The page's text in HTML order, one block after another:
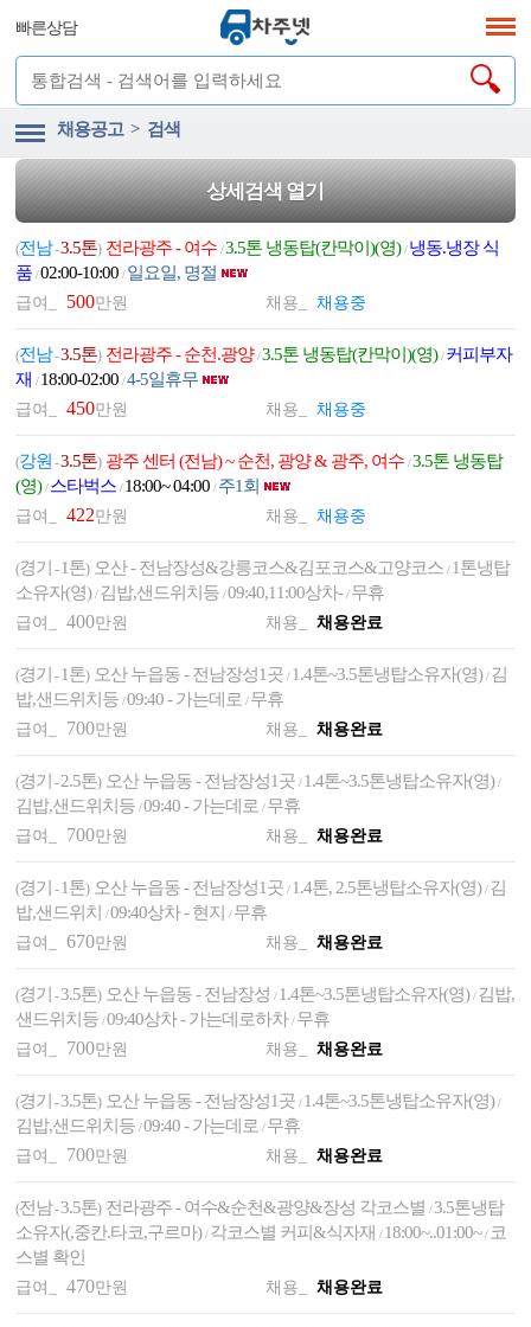
빠른상담
채용공고 > 검색
상세검색 열기
(전남-3.5톤) 전라광주 - 여수/3.5톤 냉동탑(칸막이)(영)/ 냉동.냉장 식
품/02:00-10:00/ 일요일, 명절
급여_ 500만원 채용_ 채용중
(전남-3.5톤) 전라광주 - 순천.광양/3.5톤 냉동탑(칸막이)(영)/ 커피부자
재/ 18:00-02:00/4-5일휴무
급여_450만원 채용_ 채용중
(강원 -3.5톤) 광주 센터 (전남) ~ 순천, 광양 & 광주, 여수/3.5톤 냉동탑
(영)/ 스타벅스/ 18:00~ 04:00/ 주1회
급여_422만원 채용_ 채용중
(경기 -1톤) 오산 - 전남장성&강릉코스&김포코스&고양코스/ ​1톤냉탑
소유자(영)/ 김밥,샌드위치등/09:40,11:00상차-/ 무휴
급여_400만원 채용_ 채용완료
(경기 -1톤) 오산 누읍동 - 전남장성1곳/ 1.4톤~3.5톤냉탑소유자(영)/ 김
밥,샌드위치등/09:40 - 가는데로/ 무휴
급여_ 700만원 채용_ 채용완료
(경기 -2.5톤) 오산 누읍동 - 전남장성1곳/ 1.4톤~3.5톤냉탑소유자(영)/
김밥,샌드위치등/09:40 - 가는데로/ 무휴
급여_ 700만원 채용_ 채용완료
(경기 -1톤) 오산 누읍동 - 전남장성1곳/ 1.4톤, 2.5톤냉탑소유자(영)/ 김
밥,샌드위치/09:40상차 - 현지/ 무휴
급여_670만원 채용_ 채용완료
(경기 -3.5톤) 오산 누읍동 - 전남장성/ 1.4톤~3.5톤냉탑소유자(영)/ 김밥,
샌드위치등/09:40상차 - 가는데로하차/ 무휴
급여_ 700만원 채용_ 채용완료
(경기 -3.5톤) 오산 누읍동 - 전남장성1곳/ 1.4톤~3.5톤냉탑소유자(영)/
김밥,샌드위치등/09:40 - 가는데로/ 무휴
급여_ 700만원 채용_ 채용완료
(전남-3.5톤) 전라광주 - 여수&순천&광양&장성 각코스별/3.5톤냉탑
소유자(,중칸.타코,구르마)/ 각코스별 커피&식자재/ 18:00~..01:00~/ 코
스별 확인
급여_470만원 채용_ 채용완료